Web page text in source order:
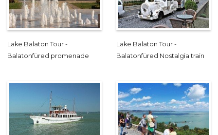
Lake Balaton Tour -
Balatonfüred promenade
Lake Balaton Tour -
Balatonfüred Nostalgia train